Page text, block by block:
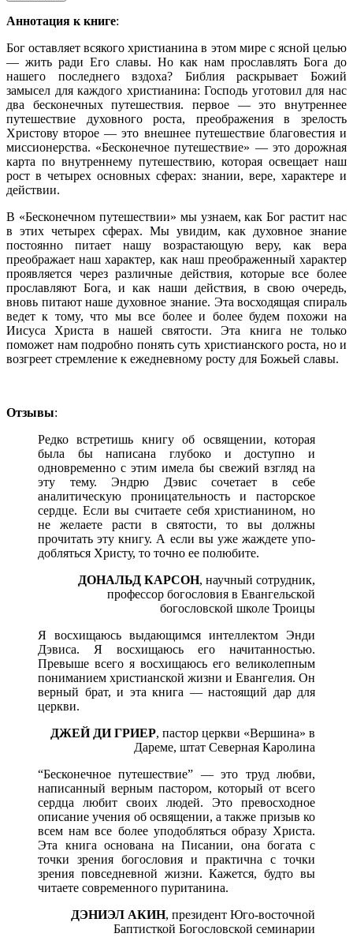
Аннотация к книге:
Бог оставляет всякого христианина в этом мире с ясной целью
— жить ради Его славы. Но как нам прославлять Бога до
нашего последнего вздоха? Библия рас­крывает Божий
замысел для каждого христианина: Господь уготовил для нас
два бесконечных путешествия. первое — это внутреннее
путешествие духовно­го роста, преображения в зрелость
Христову второе — это внешнее путешествие благовестия и
миссионерства. «Бесконечное путешествие» — это дорожная
карта по внутреннему путешествию, которая освещает наш
рост в четырех ос­новных сферах: знании, вере, характере и
действии.
В «Бесконечном путешествии» мы узнаем, как Бог растит нас
в этих четырех сфе­рах. Мы увидим, как духовное знание
постоянно питает нашу возрастающую веру, как вера
преображает наш характер, как наш преображенный характер
проявля­ется через различные действия, которые все более
прославляют Бога, и как наши действия, в свою очередь,
вновь питают наше духовное знание. Эта восходящая спираль
ведет к тoмy, что мы все более и более будем похожи на
Иисуса Христа в нашей святости. Эта книга не только
поможет нам подробно понять суть христи­анского роста, но и
возгреет стремление к ежедневному росту для Божьей славы.
Отзывы:
Редко встретишь книгу об освящении, которая
была бы написана глубоко и доступно и
одновременно с этим имела бы свежий взгляд на
эту тему. Эндрю Дэвис сочетает в себе
аналитическую проницательность и пасторское
сердце. Если вы считаете себя христианином, но
не желаете расти в святости, то вы должны
прочитать эту книгу. А если вы уже жаждете упо­
добляться Христу, то точно ее полюбите.
ДОНАЛЬД КАРСОН, научный сотрудник,
профессор богословия в Евангельской
богословской школе Троицы
Я восхищаюсь выдающимся интеллектом Энди
Дэвиса. Я восхищаюсь его начитанностью.
Превыше всего я восхищаюсь его великолепным
пониманием христианской жизни и Евангелия. Он
верный брат, и эта книга — настоящий дар для
церкви.
ДЖЕЙ ДИ ГРИЕР, пастор церкви «Вершина» в
Дареме, штат Северная Каролина
“Бесконечное путешествие” — это труд любви,
написан­ный верным пастором, который от всего
сердца любит своих людей. Это превосходное
описание учения об освяще­нии, а также призыв ко
всем нам все более уподобляться образу Христа.
Эта книга основана на Писании, она богата с
точки зре­ния богословия и практична с точки
зрения повседневной жиз­ни. Кажется, будто вы
читаете современного пуританина.
ДЭНИЭЛ АКИН, президент Юго-восточной
Баптисткой Богословской семинарии